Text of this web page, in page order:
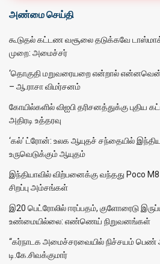
அண்மை செய்தி
கூடுதல் கட்டண வசூலை தடுக்கவே
முறை: அமைச்சர்
‘தொகுதி மறுவரையறை என்றால்
– ஆ.ராசா விமர்சனம்
கோயில்களில் விஐபி தரிசனத்துக்கு புதிய
அதிரடி உத்தரவு
‘கல்’ ட்ரோன்: உலக ஆயுதச் சந்தையில்
உருவெடுக்கும் ஆயுதம்
இந்தியாவில் விற்பனைக்கு வந்தது Poco
சிறப்பு அம்சங்கள்
இ20 பெட்ரோலில் ஈரப்பதம், குளோரைடு
உண்மையில்லை: எண்ணெய் நிறுவனங்கள்
“கர்நாடக அமைச்சரவையில் நிச்சயம் பெண்
டி.கே.சிவக்குமார்